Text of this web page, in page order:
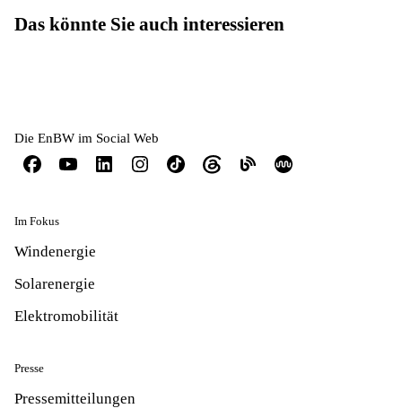
Das könnte Sie auch interessieren
Die EnBW im Social Web
Im Fokus
Windenergie
Solarenergie
Elektromobilität
Presse
Pressemitteilungen